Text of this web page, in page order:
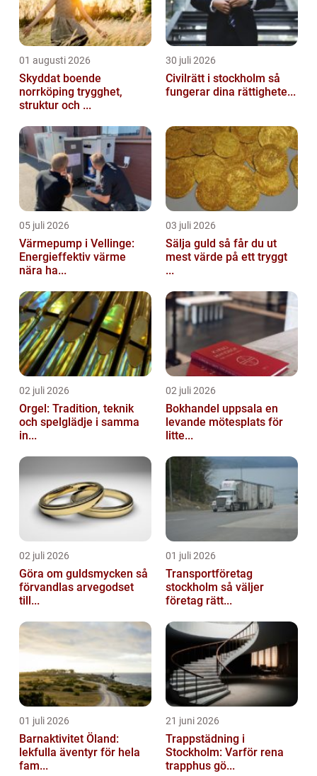
01 augusti 2026
Skyddat boende
norrköping trygghet,
struktur och ...
30 juli 2026
Civilrätt i stockholm så
fungerar dina rättighete...
05 juli 2026
Värmepump i Vellinge:
Energieffektiv värme
nära ha...
03 juli 2026
Sälja guld så får du ut
mest värde på ett tryggt
...
02 juli 2026
Orgel: Tradition, teknik
och spelglädje i samma
in...
02 juli 2026
Bokhandel uppsala en
levande mötesplats för
litte...
02 juli 2026
Göra om guldsmycken så
förvandlas arvegodset
till...
01 juli 2026
Transportföretag
stockholm så väljer
företag rätt...
01 juli 2026
Barnaktivitet Öland:
lekfulla äventyr för hela
fam...
21 juni 2026
Trappstädning i
Stockholm: Varför rena
trapphus gö...